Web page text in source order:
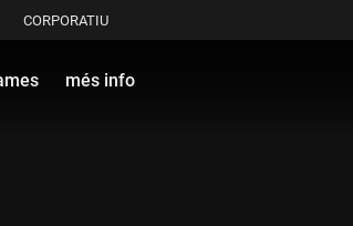
CORPORATIU
més info